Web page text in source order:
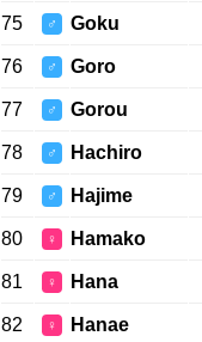
75 ♂ Goku
76 ♂ Goro
77 ♂ Gorou
78 ♂ Hachiro
79 ♂ Hajime
80 ♀ Hamako
81 ♀ Hana
82 ♀ Hanae